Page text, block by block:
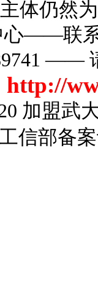
体仍然
心——联
——
http://
加盟武
信部备